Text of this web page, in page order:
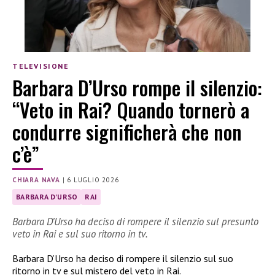
TELEVISIONE
Barbara D’Urso rompe il silenzio:
“Veto in Rai? Quando tornerò a
condurre significherà che non
c’è”
CHIARA NAVA | 6 LUGLIO 2026
BARBARA D'URSO RAI
Barbara D’Urso ha deciso di rompere il silenzio sul presunto
veto in Rai e sul suo ritorno in tv.
Barbara D’Urso ha deciso di rompere il silenzio sul suo
ritorno in tv e sul mistero del veto in Rai.